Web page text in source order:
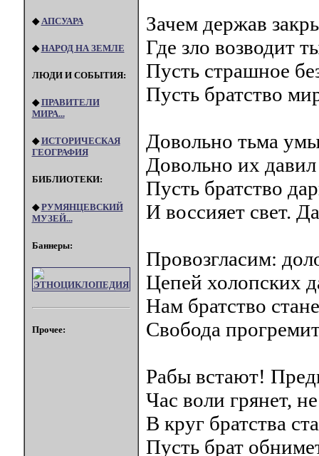
◆ АПСУАРА
◆НАРОД НА ЗЕМЛЕ
ЛЮДИ И СОБЫТИЯ:
◆ПРАВИТЕЛИ
МИРА...
◆ИСТОРИЧЕСКАЯ
ГЕОГРАФИЯ
БИБЛИОТЕКИ:
◆РУМЯНЦЕВСКИЙ
МУЗЕЙ...
Баннеры:
Прочее:
Зачем держав
Где зло возводит
Пусть страшное
Пусть братство
Довольно тьма
Довольно их
Пусть братство
И воссияет свет.
Провозгласим:
Цепей холопских
Нам братство
Свобода
Рабы встают!
Час воли грянет,
В круг братства
Пусть брат